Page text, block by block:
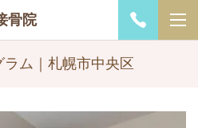
骨院
ム｜札幌市中央区